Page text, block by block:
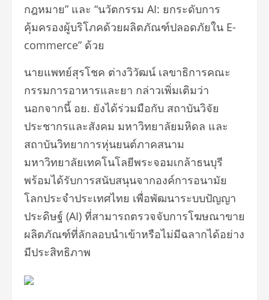
กฎหมาย” และ “นวัตกรรม AI: ยกระดับการ
คุ้มครองผู้บริโภคด้วยผลิตภัณฑ์ปลอดภัยใน E-
commerce” ด้วย
นายแพทย์สุรโชค ต่างวิวัฒน์ เลขาธิการคณะ
กรรมการอาหารและยา กล่าวเพิ่มเติมว่า
นอกจากนี้ อย. ยังได้ร่วมมือกับ สถาบันวิจัย
ประชากรและสังคม มหาวิทยาลัยมหิดล และ
สถาบันวิทยาการหุ่นยนต์ภาคสนาม
มหาวิทยาลัยเทคโนโลยีพระจอมเกล้าธนบุรี
พร้อมได้รับการสนับสนุนจากองค์การอนามัย
โลกประจำประเทศไทย เพื่อพัฒนาระบบปัญญา
ประดิษฐ์ (AI) ที่สามารถตรวจจับการโฆษณาขาย
ผลิตภัณฑ์ที่ลักลอบนำเข้าหรือไม่มีฉลากได้อย่าง
มีประสิทธิภาพ